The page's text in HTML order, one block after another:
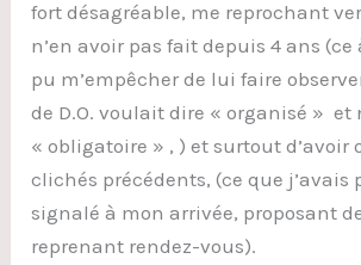
fort désagréable, me reprochant
n’en avoir pas fait depuis 4 ans (ce
pu m’empêcher de lui faire
de D.O. voulait dire « organisé » et
« obligatoire » , ) et surtout d’avoir
clichés précédents, (ce que j’avais
signalé à mon arrivée, proposant
reprenant rendez-vous).